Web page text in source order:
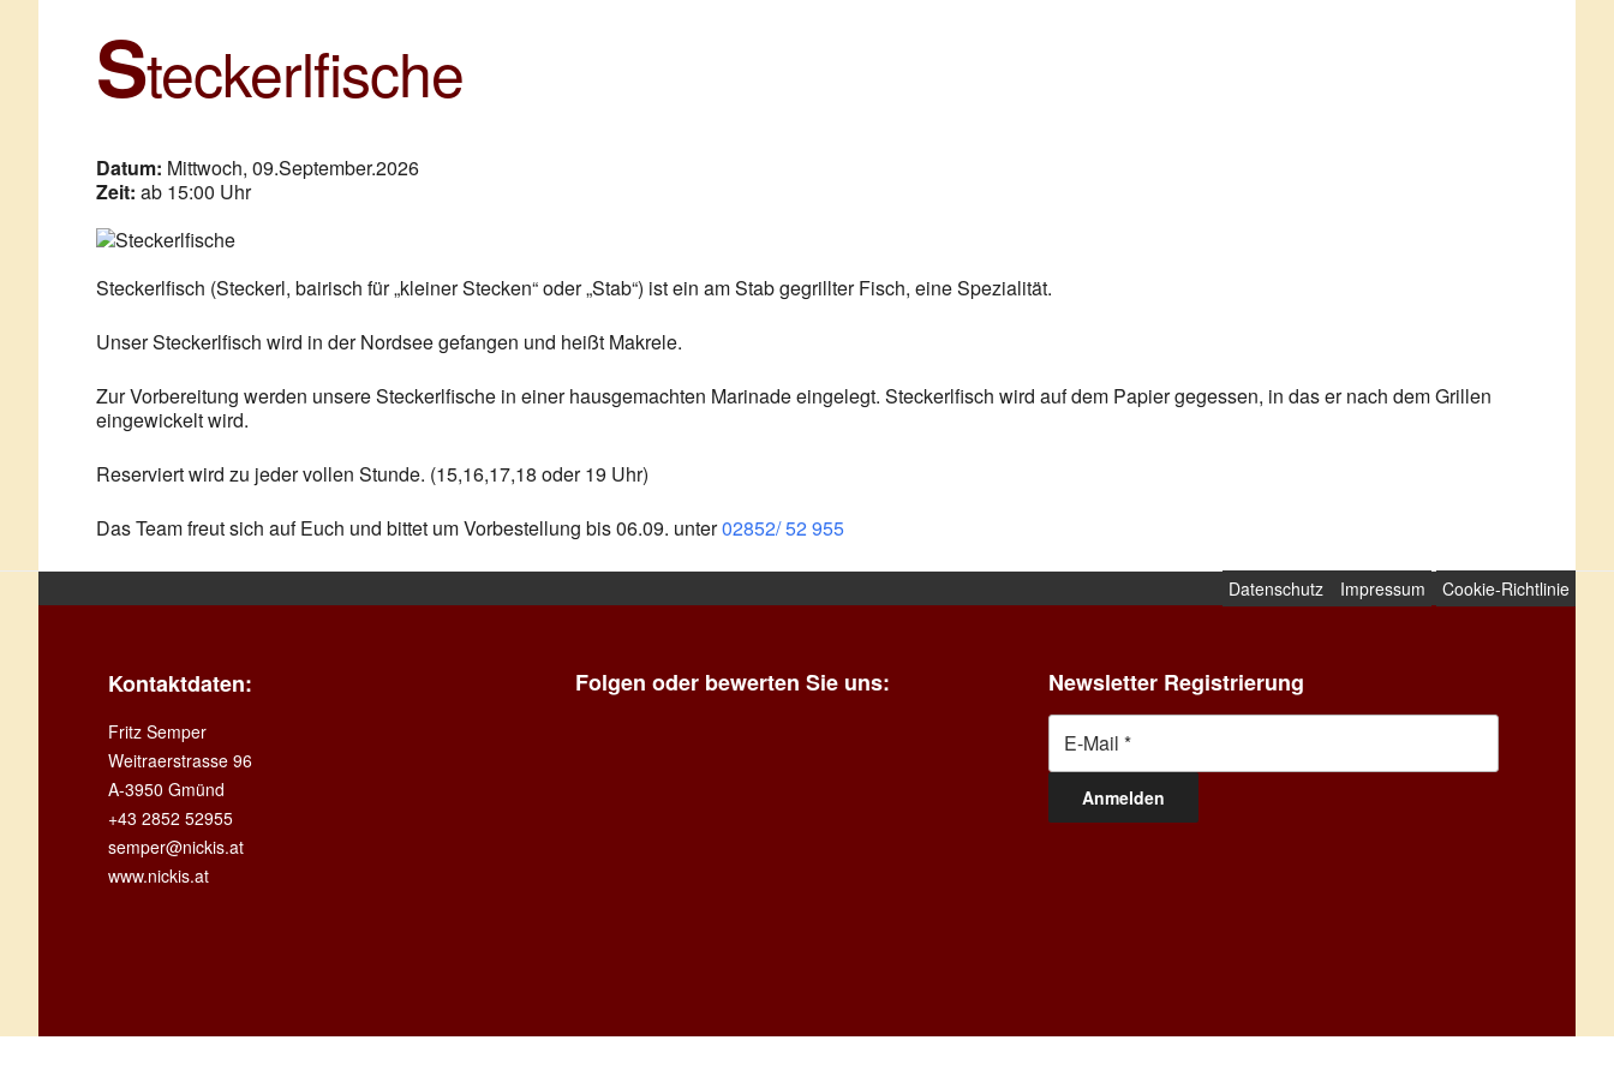
NICKIS RESTAURANT – 3950 GMÜND – WALDVIERTEL
Steckerlfische
Datum: Mittwoch, 09.September.2026
Zeit: ab 15:00 Uhr
Steckerlfisch (Steckerl, bairisch für „kleiner Stecken“ oder „Stab“) ist ein am Stab gegrillter Fisch, eine Spezialität.
Unser Steckerlfisch wird in der Nordsee gefangen und heißt Makrele.
Zur Vorbereitung werden unsere Steckerlfische in einer hausgemachten Marinade eingelegt. Steckerlfisch wird auf dem Papier gegessen, in das er nach dem Grillen
eingewickelt wird.
Reserviert wird zu jeder vollen Stunde. (15,16,17,18 oder 19 Uhr)
Das Team freut sich auf Euch und bittet um Vorbestellung bis 06.09. unter02852/ 52 955
Datenschutz Impressum Cookie-Richtlinie
Kontaktdaten:
Fritz Semper
Weitraerstrasse 96
A-3950 Gmünd
+43 2852 52955
semper@nickis.at
www.nickis.at
Folgen oder bewerten Sie uns: Newsletter Registrierung